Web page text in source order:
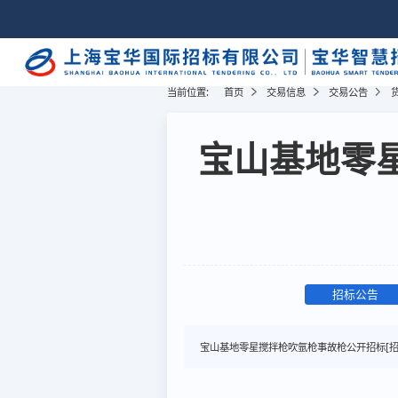
当前位置: 首页 交易信息 交易公告
宝山基地零
招标公告
宝山基地零星搅拌枪吹氩枪事故枪公开招标[